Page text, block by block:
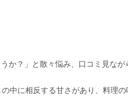
か？」と散々悩み、口コミ見なが
中に相反する甘さがあり、料理の